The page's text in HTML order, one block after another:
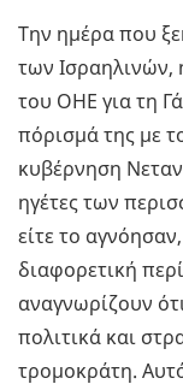
Την ημέρα που
των Ισραηλινών,
του ΟΗΕ για τη
πόρισμά της με
κυβέρνηση
ηγέτες των
είτε το
διαφορετική
αναγνωρίζουν
πολιτικά και
τρομοκράτη.